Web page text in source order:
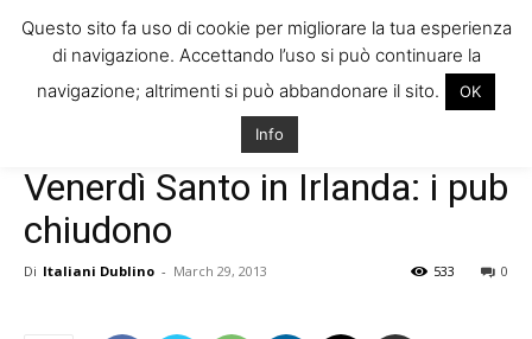
Venerdì Santo in Irlanda: i pub
chiudono
Di Italiani Dublino - March 29, 2013 0
533
Questo sito fa uso di cookie per migliorare la tua esperienza
di navigazione. Accettando l’uso si può continuare la
navigazione; altrimenti si può abbandonare il sito.
OK
Info